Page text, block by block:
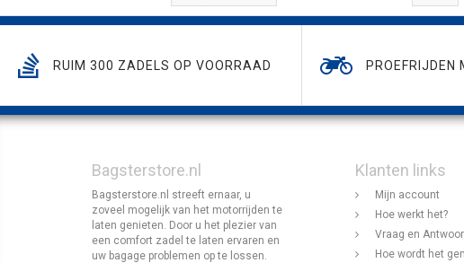
RUIM 300 ZADELS OP VOORRAAD PROEFRIJDEN
Bagsterstore.nl
Bagsterstore.nl streeft ernaar, u
zoveel mogelijk van het motorrijden te
laten genieten. Door u het plezier van
een comfort zadel te laten ervaren en
uw bagage problemen op te lossen.
Klanten links
Mijn account
Hoe werkt het?
Vraag en
Hoe wordt het